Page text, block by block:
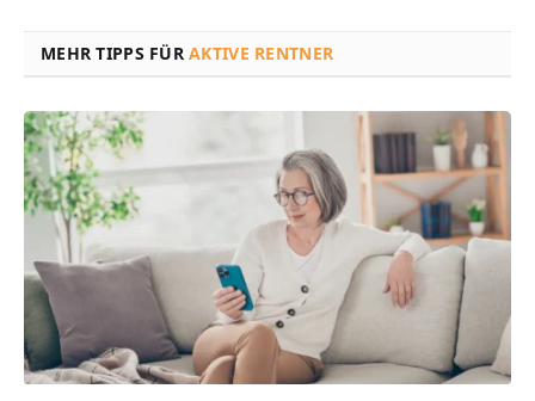
MEHR TIPPS FÜRAKTIVE RENTNER